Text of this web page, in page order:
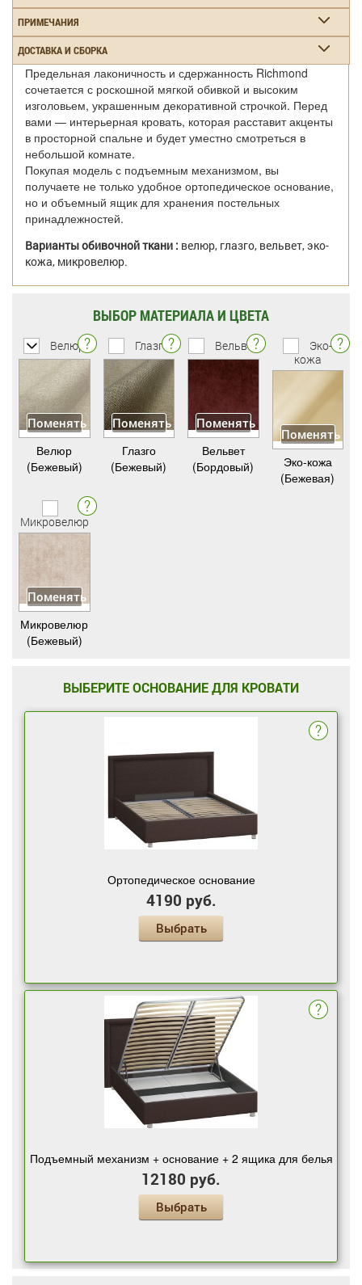
ПРИМЕЧАНИЯ
ДОСТАВКА И СБОРКА
Предельная лаконичность и сдержанность Richmond
сочетается с роскошной мягкой обивкой и высоким
изголовьем, украшенным декоративной строчкой. Перед
вами — интерьерная кровать, которая расставит акценты
в просторной спальне и будет уместно смотреться в
небольшой комнате.
Покупая модель с подъемным механизмом, вы
получаете не только удобное ортопедическое основание,
но и объемный ящик для хранения постельных
принадлежностей.
Варианты обивочной ткани : велюр, глазго, вельвет, эко-
кожа, микровелюр.
ВЫБОР МАТЕРИАЛА И ЦВЕТА
Велюр
Поменять
Велюр
(Бежевый)
Глазго
Поменять
Глазго
(Бежевый)
Вельвет
Поменять
Вельвет
(Бордовый)
Эко-
кожа
Поменять
Эко-кожа
(Бежевая)
Микровелюр
Поменять
Микровелюр
(Бежевый)
ВЫБЕРИТЕ ОСНОВАНИЕ ДЛЯ КРОВАТИ
Ортопедическое основание
4190 руб.
Выбрать
Подъемный механизм + основание + 2 ящика для белья
12180 руб.
Выбрать